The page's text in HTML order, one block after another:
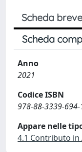
Scheda breve
Scheda
Anno
2021
Codice ISBN
978-88-3339-694-
Appare nelle
4.1 Contributo